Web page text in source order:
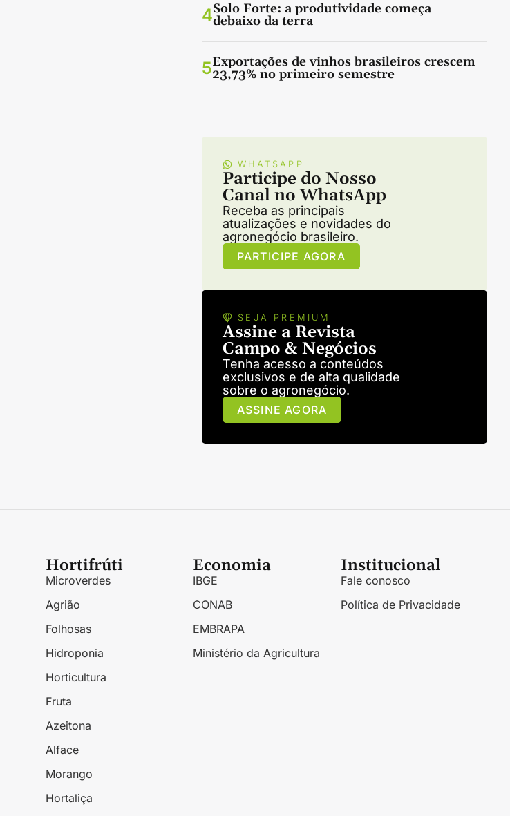
4Solo Forte: a produtividade começa
debaixo da terra
5Exportações de vinhos brasileiros crescem
23,73% no primeiro semestre
WHATSAPP
Participe do Nosso
Canal no WhatsApp
Receba as principais
atualizações e novidades do
agronegócio brasileiro.
PARTICIPE AGORA
SEJA PREMIUM
Assine a Revista
Campo & Negócios
Tenha acesso a conteúdos
exclusivos e de alta qualidade
sobre o agronegócio.
ASSINE AGORA
Hortifrúti
Microverdes
Agrião
Folhosas
Hidroponia
Horticultura
Fruta
Azeitona
Alface
Morango
Hortaliça
Economia
IBGE
CONAB
EMBRAPA
Ministério da Agricultura
Institucional
Fale conosco
Política de Privacidade